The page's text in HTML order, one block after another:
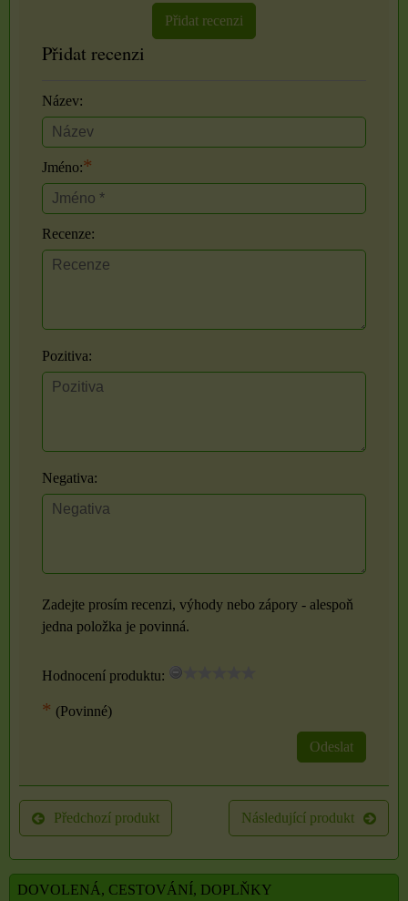
Přidat recenzi
Přidat recenzi
Název:
Jméno:*
Recenze:
Pozitiva:
Negativa:
Zadejte prosím recenzi, výhody nebo zápory - alespoň
jedna položka je povinná.
Hodnocení produktu:
* (Povinné)
Odeslat
Předchozí produkt Následující produkt
DOVOLENÁ, CESTOVÁNÍ, DOPLŇKY